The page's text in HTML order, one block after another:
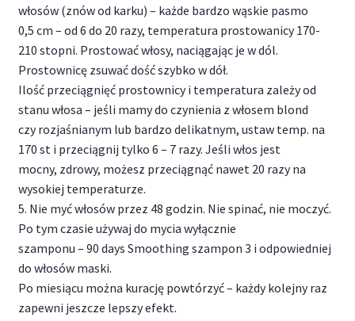
włosów (znów od karku) – każde bardzo wąskie pasmo
0,5 cm – od 6 do 20 razy, temperatura prostowanicy 170-
210 stopni. Prostować włosy, naciągając je w dól.
Prostownicę zsuwać dość szybko w dół.
Ilość przeciągnięć prostownicy i temperatura zależy od
stanu włosa – jeśli mamy do czynienia z włosem blond
czy rozjaśnianym lub bardzo delikatnym, ustaw temp. na
170 st i przeciągnij tylko 6 – 7 razy. Jeśli włos jest
mocny, zdrowy, możesz przeciągnąć nawet 20 razy na
wysokiej temperaturze.
5. Nie myć włosów przez 48 godzin. Nie spinać, nie moczyć.
Po tym czasie używaj do mycia wyłącznie
szamponu – 90 days Smoothing szampon 3 i odpowiedniej
do włosów maski.
Po miesiącu można kurację powtórzyć – każdy kolejny raz
zapewni jeszcze lepszy efekt.